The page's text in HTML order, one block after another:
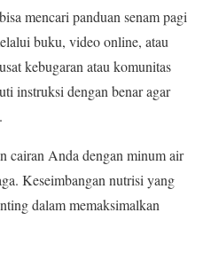
mencari panduan senam pagi
buku, video online, atau
kebugaran atau komunitas
instruksi dengan benar agar
cairan Anda dengan minum air
Keseimbangan nutrisi yang
dalam memaksimalkan